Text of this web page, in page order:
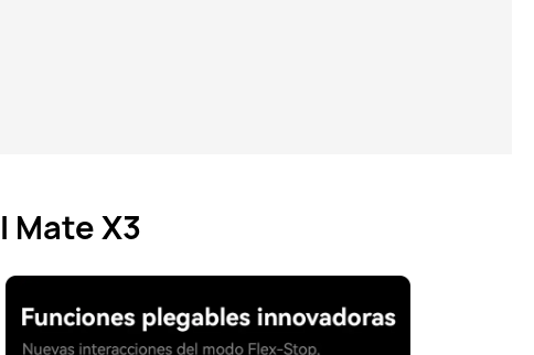
Mate X3